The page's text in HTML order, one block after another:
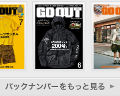
ム。
ル ラングラー
WPL JAPAN
猪苗代 vol.10 告知